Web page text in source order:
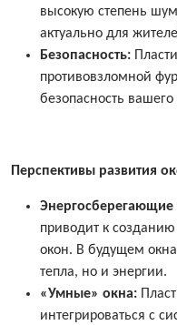
высокую степень
актуально для
Безопасность:
противовзломной
безопасность
Перспективы развития
Энергосберегающие
приводит к
окон. В будущем окна
тепла, но и энергии.
«Умные» окна:
интегрироваться с